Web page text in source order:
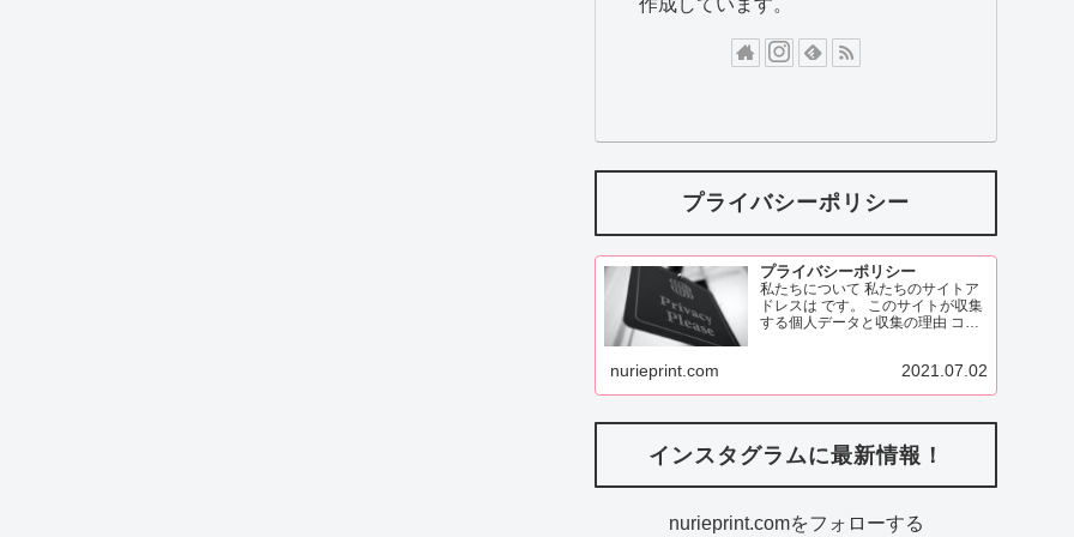
作成しています。
プライバシーポリシー
プライバシーポリシー
私たちについて 私たちのサイトア
ドレスは です。 このサイトが収集
する個人データと収集の理由 コメ
表示されているデータ、
nurieprint.com 2021.07.02
インスタグラムに最新情報！
nurieprint.comをフォローする